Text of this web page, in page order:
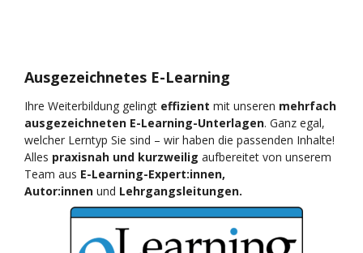
Ausgezeichnetes E-Learning
Ihre Weiterbildung gelingt effizient mit unseren mehrfach
ausgezeichneten E-Learning-Unterlagen. Ganz egal,
welcher Lerntyp Sie sind – wir haben die passenden Inhalte!
Alles praxisnah und kurzweilig aufbereitet von unserem
Team aus E-Learning-Expert:innen,
Autor:innen und Lehrgangsleitungen.